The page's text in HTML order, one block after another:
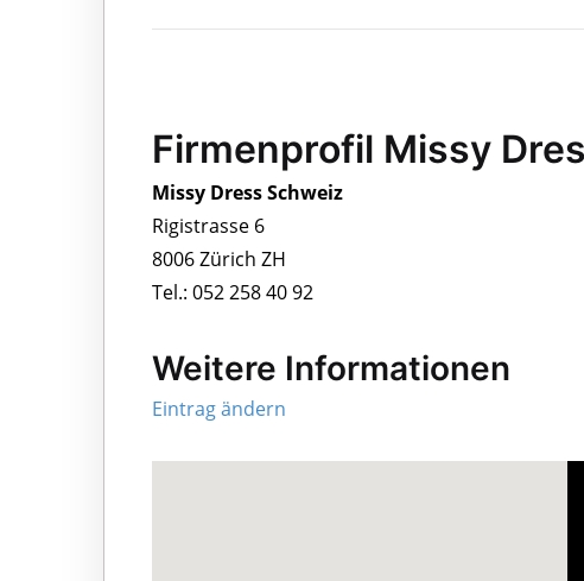
Firmenprofil Missy
Missy Dress Schweiz
Rigistrasse 6
8006 Zürich ZH
Tel.: 052 258 40 92
Weitere Informationen
Eintrag ändern